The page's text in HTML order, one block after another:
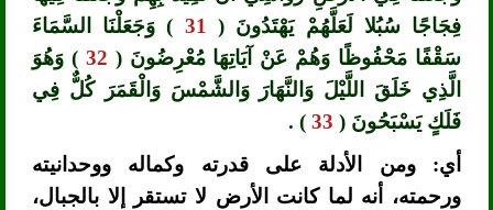
فِجَاجًا سُبُلا لَعَلَّهُمْ يَهْتَدُونَ (31
) وَجَعَلْنَا السَّمَاءَ
سَقْفًا مَحْفُوظًا وَهُمْ عَنْ آيَاتِهَا مُعْرِضُونَ (
) وَهُوَ
الَّذِي خَلَقَ اللَّيْلَ وَالنَّهَارَ وَالشَّمْسَ وَالْقَمَرَ كُلٌّ فِي
فَلَكٍ يَسْبَحُونَ (33
) .
أي: ومن الأدلة على قدرته وكماله ووحدانيته
ورحمته، أنه لما كانت الأرض لا تستقر إلا بالجبال،